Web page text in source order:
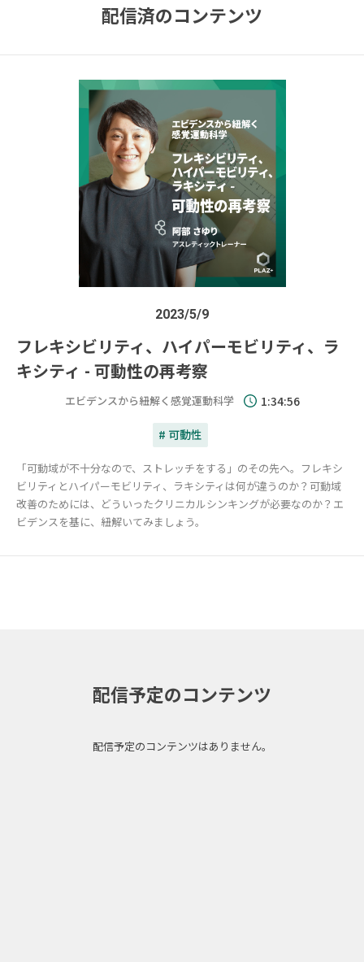
配信済のコンテンツ
2023/5/9
フレキシビリティ、ハイパーモビリティ、ラ
キシティ - 可動性の再考察
エビデンスから紐解く感覚運動科学 1:34:56
# 可動性
「可動域が不十分なので、ストレッチをする」のその先へ。フレキシ
ビリティとハイパーモビリティ、ラキシティは何が違うのか？可動域
改善のためには、どういったクリニカルシンキングが必要なのか？エ
ビデンスを基に、紐解いてみましょう。
配信予定のコンテンツ
配信予定のコンテンツはありません。